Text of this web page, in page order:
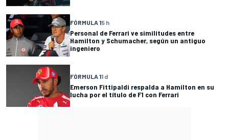
FÓRMULA 15 h
Personal de Ferrari ve similitudes entre
Hamilton y Schumacher, según un antiguo
ingeniero
FÓRMULA 11 d
Emerson Fittipaldi respalda a Hamilton en su
lucha por el título de F1 con Ferrari